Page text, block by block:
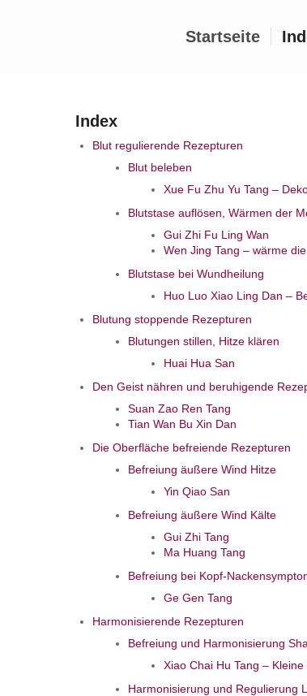
Startseite
Index
Blut regulierende Rezepturen
Blut beleben
Xue Fu Zhu Yu Tang –
Blutstase auflösen, Wärmen der
Gui Zhi Fu Ling Wan
Wen Jing Tang – wärme
Blutstase bei Wundheilung
Huo Luo Xiao Ling Dan –
Blutung stoppende Rezepturen
Blutungen stillen, Hitze klären
Huai Hua San
Den Geist nähren und beruhigende
Suan Zao Ren Tang
Tian Wan Bu Xin Dan
Die Oberfläche befreiende Rezepturen
Befreiung äußere Wind Hitze
Yin Qiao San
Befreiung äußere Wind Kälte
Gui Zhi Tang
Ma Huang Tang
Befreiung bei Kopf-
Ge Gen Tang
Harmonisierende Rezepturen
Befreiung und Harmonisierung
Xiao Chai Hu Tang –
Harmonisierung und Regulierung